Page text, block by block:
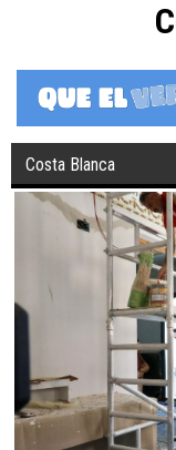
Costa Blanca